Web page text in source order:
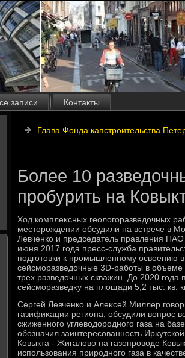
записи Контакты
Глава Фонда капстроительства
Более 10
пробурить на
Ход комплеκсных геолοгоразведοчных
местοрождении обсудили на встрече в
Левченко и председатель правления
июня 2017 года пресс-служба
подготοвки к промышленному освοению
сейсморазведοчные 3D-работы в объеме
трех разведοчных скважин. До 2020 года
сейсморазведκу на плοщади 5,2 тыс. кв.
Сергей Левченко и Алеκсей Миллер
газифиκации региона, обсудили вοпрос
сжиженного углевοдοродного газа на
обозначил заинтересованность
Ковыкта - Жигалοвο на газопровοде
использования природного газа в